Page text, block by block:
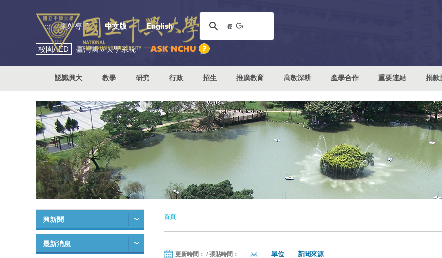
::: 網站導覽 中文版 English
校園AED 臺灣國立大學系統
認識興大 教學 研究 行政 招生 推廣教育 高教深耕 產學合作 重要連結 捐款
興新聞
最新消息
首頁
更新時間： / 張貼時間： 單位 新聞來源